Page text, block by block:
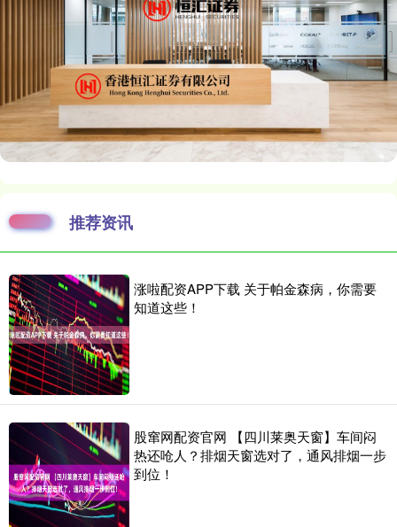
推荐资讯
涨啦配资APP下载 关于帕金森病，你需要
知道这些！
股窜网配资官网 【四川莱奥天窗】车间闷
热还呛人？排烟天窗选对了，通风排烟一步
到位！